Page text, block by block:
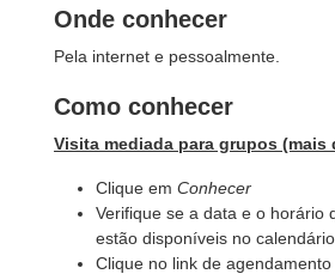
Onde conhecer
Pela internet e pessoalmente.
Como conhecer
Visita mediada para grupos (mais
Clique em Conhecer
Verifique se a data e o horário
estão disponíveis no calendário
Clique no link de